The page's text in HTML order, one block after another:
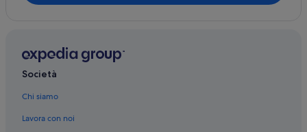
Centro Storico: hotel
Porta Gemina: hotel nelle vicinanze
Ascoli Piceno: Hotel per chi ama l'avventura
Ascoli Piceno: Hotel con palestra
Capradosso
Società
Chi siamo
Lavora con noi